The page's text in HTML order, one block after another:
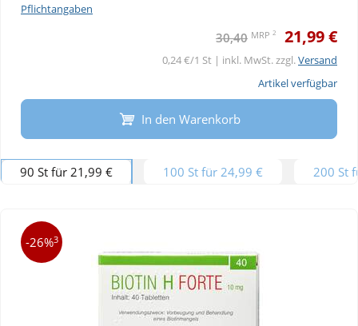
Pflichtangaben
30,40 MRP 2 21,99 €
0,24 €/1 St | inkl. MwSt. zzgl.Versand
Artikel verfügbar
In den Warenkorb
90 St für 21,99 € 100 St für 24,99 € 200 St
-26%3